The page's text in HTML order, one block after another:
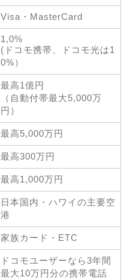
Visa・MasterCard
1,0%
(ドコモ携帯、ドコモ光は1
0%）
最高1億円
（自動付帯最大5,000万
円）
最高5,000万円
最高300万円
最高1,000万円
日本国内・ハワイの主要空
港
家族カード・ETC
ドコモユーザーなら3年間
最大10万円分の携帯電話